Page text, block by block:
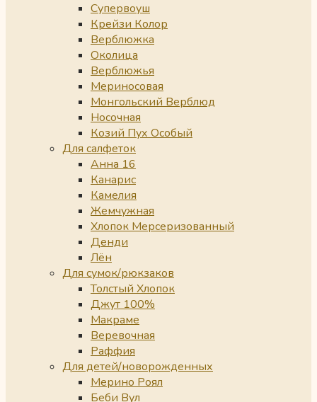
Супервоуш
Крейзи Колор
Верблюжка
Околица
Верблюжья
Мериносовая
Монгольский Верблюд
Носочная
Козий Пух Особый
Для салфеток
Анна 16
Канарис
Камелия
Жемчужная
Хлопок Мерсеризованный
Денди
Лён
Для сумок/рюкзаков
Толстый Хлопок
Джут 100%
Макраме
Веревочная
Раффия
Для детей/новорожденных
Мерино Роял
Беби Вул